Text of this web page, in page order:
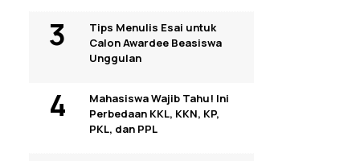
Tips Menulis Esai untuk
Calon Awardee Beasiswa
Unggulan
Mahasiswa Wajib Tahu! Ini
Perbedaan KKL, KKN, KP,
PKL, dan PPL